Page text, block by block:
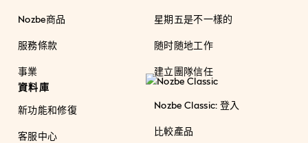
Nozbe商品
服務條款
事業
星期五是不一樣的
随时随地工作
建立團隊信任
資料庫
新功能和修復
客服中心
Nozbe Classic: 登入
比較產品